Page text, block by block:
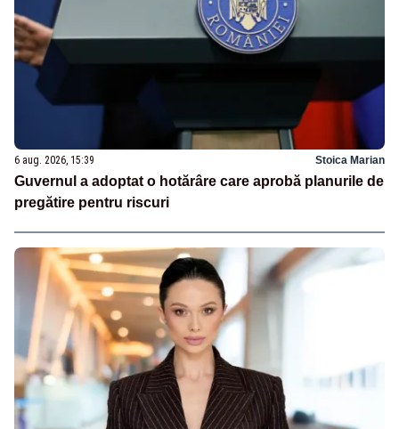
6 aug. 2026, 15:39 Stoica Marian
Guvernul a adoptat o hotărâre care aprobă planurile de
pregătire pentru riscuri